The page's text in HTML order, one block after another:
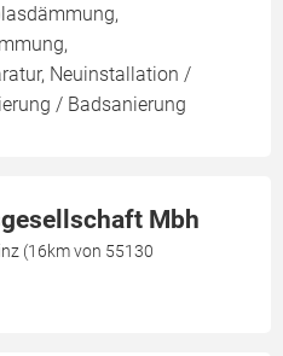
Neuinstallation /
/ Badsanierung
Mbh
(16km von 55130